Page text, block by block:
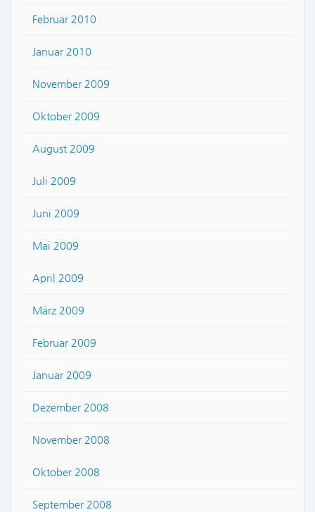
Februar 2010
Januar 2010
November 2009
Oktober 2009
August 2009
Juli 2009
Juni 2009
Mai 2009
April 2009
März 2009
Februar 2009
Januar 2009
Dezember 2008
November 2008
Oktober 2008
September 2008